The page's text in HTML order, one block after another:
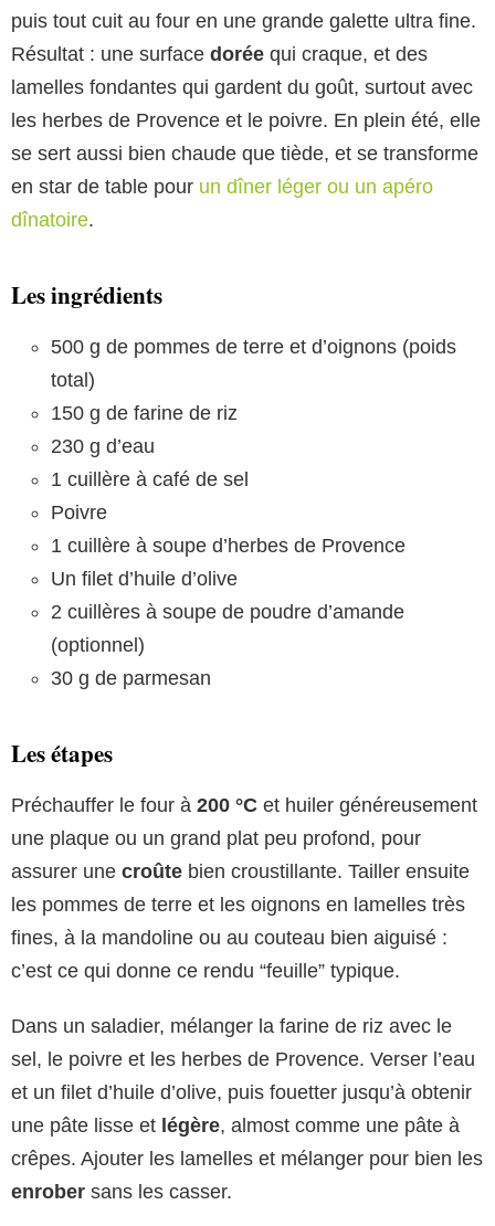
puis tout cuit au four en une grande galette ultra fine.
Résultat : une surface dorée qui craque, et des
lamelles fondantes qui gardent du goût, surtout avec
les herbes de Provence et le poivre. En plein été, elle
se sert aussi bien chaude que tiède, et se transforme
en star de table pour un dîner léger ou un apéro
dînatoire.
Les ingrédients
500 g de pommes de terre et d’oignons (poids
total)
150 g de farine de riz
230 g d’eau
1 cuillère à café de sel
Poivre
1 cuillère à soupe d’herbes de Provence
Un filet d’huile d’olive
2 cuillères à soupe de poudre d’amande
(optionnel)
30 g de parmesan
Les étapes
Préchauffer le four à 200 °C et huiler généreusement
une plaque ou un grand plat peu profond, pour
assurer une croûte bien croustillante. Tailler ensuite
les pommes de terre et les oignons en lamelles très
fines, à la mandoline ou au couteau bien aiguisé :
c’est ce qui donne ce rendu “feuille” typique.
Dans un saladier, mélanger la farine de riz avec le
sel, le poivre et les herbes de Provence. Verser l’eau
et un filet d’huile d’olive, puis fouetter jusqu’à obtenir
une pâte lisse et légère, almost comme une pâte à
crêpes. Ajouter les lamelles et mélanger pour bien les
enrober sans les casser.